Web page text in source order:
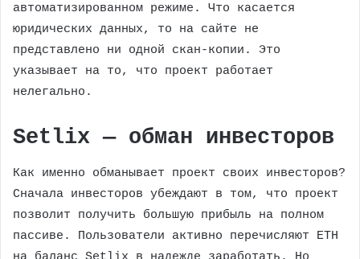
автоматизированном режиме. Что касается
юридических данных, то на сайте не
представлено ни одной скан-копии. Это
указывает на то, что проект работает
нелегально.
Setlix — обман инвесторов
Как именно обманывает проект своих инвесторов?
Сначала инвесторов убеждают в том, что проект
позволит получить большую прибыль на полном
пассиве. Пользователи активно перечисляют ETH